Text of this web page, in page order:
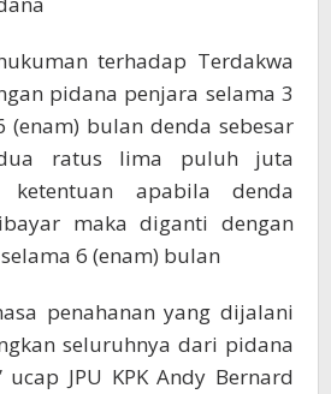
terhadap Terdakwa
pidana penjara selama 3
(enam) bulan denda sebesar
(dua ratus lima puluh juta
ketentuan apabila denda
maka diganti dengan
6 (enam) bulan
penahanan yang dijalani
seluruhnya dari pidana
JPU KPK Andy Bernard